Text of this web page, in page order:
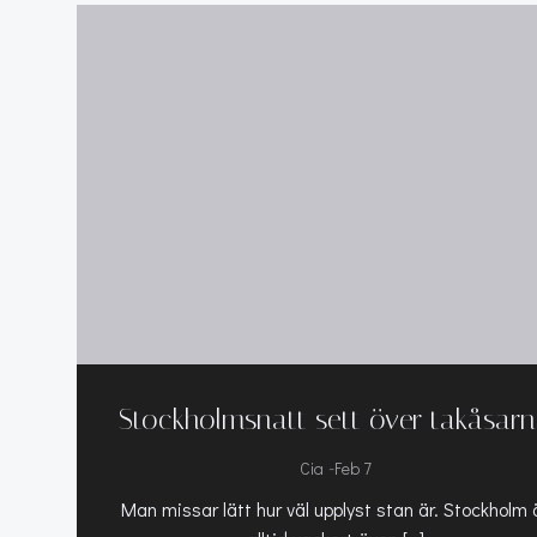
Stockholmsnatt sett över
Cia -Feb 7
Man missar lätt hur väl upplyst stan är. Stockholm